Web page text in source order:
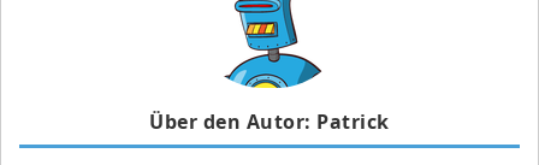
Über den Autor: Patrick